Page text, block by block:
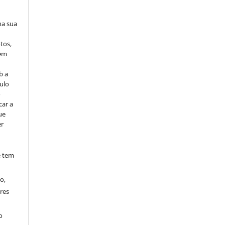
sua
a
a
tem